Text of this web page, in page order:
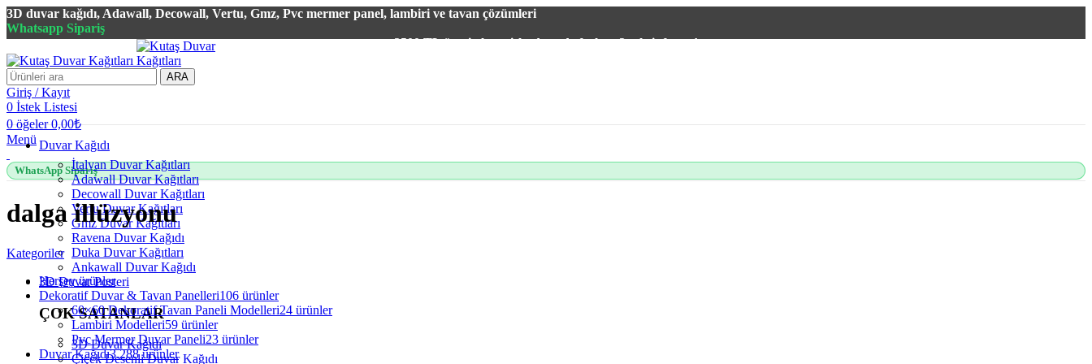
3D duvar kağıdı, Adawall, Decowall, Vertu, Gmz, Pvc mermer panel, lambiri ve tavan çözümleri
Whatsapp Sipariş
2500 TL üzeri alışverişlerde vade farksız 3 taksit fırsatı!
ARA
Giriş / Kayıt
0 İstek Listesi
0 öğeler 0,00₺
Menü
WhatsApp Sipariş
Duvar Kağıdı
İtalyan Duvar Kağıtları
Adawall Duvar Kağıtları
Decowall Duvar Kağıtları
Vertu Duvar Kağıtları
Gmz Duvar Kağıtları
Ravena Duvar Kağıdı
Duka Duvar Kağıtları
Ankawall Duvar Kağıdı
3D Duvar Posteri
ÇOK SATANLAR
3D Duvar Kağıdı
Çiçek Desenli Duvar Kağıdı
dalga illüzyonu
Kategoriler
Herşeyürünler
Dekoratif Duvar & Tavan Panelleri106 ürünler
60×60 Dekoratif Tavan Paneli Modelleri24 ürünler
Lambiri Modelleri59 ürünler
Pvc Mermer Duvar Paneli23 ürünler
Duvar Kağıdı3.288 ürünler